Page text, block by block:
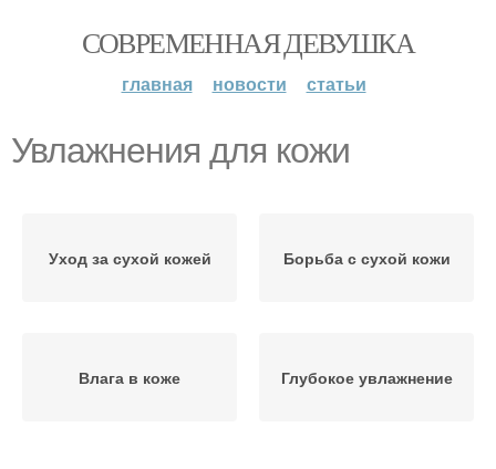
СОВРЕМЕННАЯ ДЕВУШКА
главная новости статьи
Увлажнения для кожи
Уход за сухой кожей Борьба с сухой кожи
Влага в коже Глубокое увлажнение